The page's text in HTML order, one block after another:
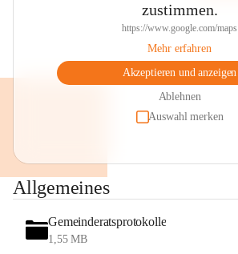
zustimmen.
https://www.google.com/maps
Mehr erfahren
Akzeptieren und anzeigen
Ablehnen
Auswahl merken
Allgemeines
Gemeinderatsprotokolle
1,55 MB